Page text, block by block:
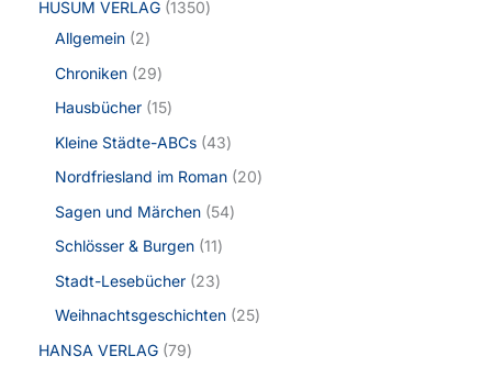
HUSUM VERLAG 1350
Allgemein 2
Chroniken 29
Hausbücher 15
Kleine Städte-ABCs 43
Nordfriesland im Roman 20
Sagen und Märchen 54
Schlösser & Burgen 11
Stadt-Lesebücher 23
Weihnachtsgeschichten 25
HANSA VERLAG 79